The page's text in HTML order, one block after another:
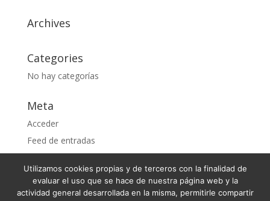
Archives
Categories
No hay categorías
Meta
Acceder
Feed de entradas
WordPress.org
Utilizamos cookies propias y de terceros con la finalidad de
evaluar el uso que se hace de nuestra página web y la
actividad general desarrollada en la misma, permitirle compartir